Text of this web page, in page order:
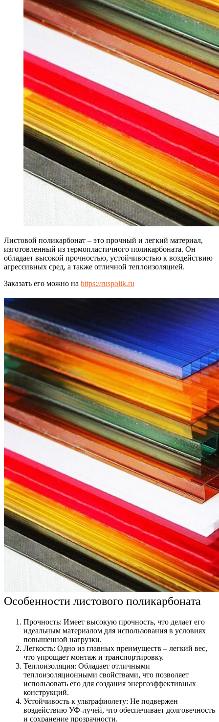
Листовой поликарбонат – это прочный и легкий материал,
изготовленный из термопластичного поликарбоната. Он
обладает высокой прочностью, устойчивостью к воздействию
агрессивных сред, а также отличной теплоизоляцией.
Заказать его можно на https://ruspolik.ru
Особенности листового поликарбоната
Прочность: Имеет высокую прочность, что делает его
идеальным материалом для использования в условиях
повышенной нагрузки.
Легкость: Одно из главных преимуществ – легкий вес,
что упрощает монтаж и транспортировку.
Теплоизоляция: Обладает отличными
теплоизоляционными свойствами, что позволяет
использовать его для создания энергоэффективных
конструкций.
Устойчивость к ультрафиолету: Не подвержен
воздействию УФ-лучей, что обеспечивает долговечность
и сохранение прозрачности.